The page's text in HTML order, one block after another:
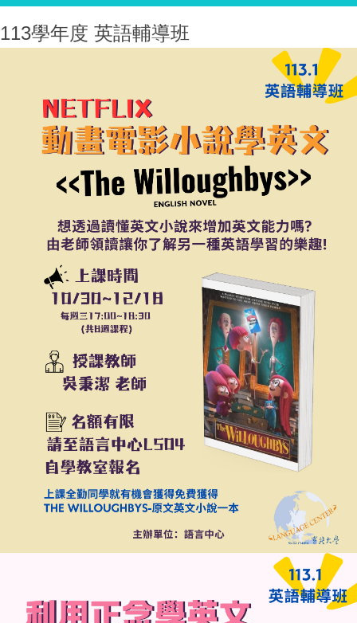
113學年度 英語輔導班